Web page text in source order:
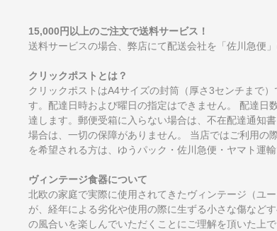
15,000円以上のご注文で送料サービス！
送料サービスの場合、弊店にて配送会社を「佐川急便
クリックポストとは？
クリックポストはA4サイズの封筒（厚さ3センチまで
す。配達日時および曜日の指定はできません。 配達日
達します。郵便受箱に入らない場合は、不在配達通知
場合は、一切の保障がありません。 当店ではご利用の
を希望される方は、ゆうパック・佐川急便・ヤマト運
ヴィンテージ食器について
北欧の家庭で実際に使用されてきたヴィンテージ（ユ
が、経年による劣化や使用の際に生ずる小さな傷など
の風合いを楽しんでいただくことにご理解を頂いた上